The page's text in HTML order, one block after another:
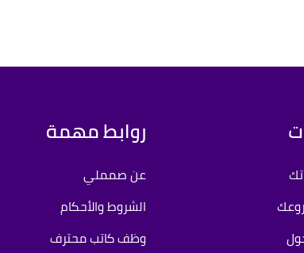
روابط مهمة
عن صمملي
الشروط والأحكام
وظف كاتب محترف